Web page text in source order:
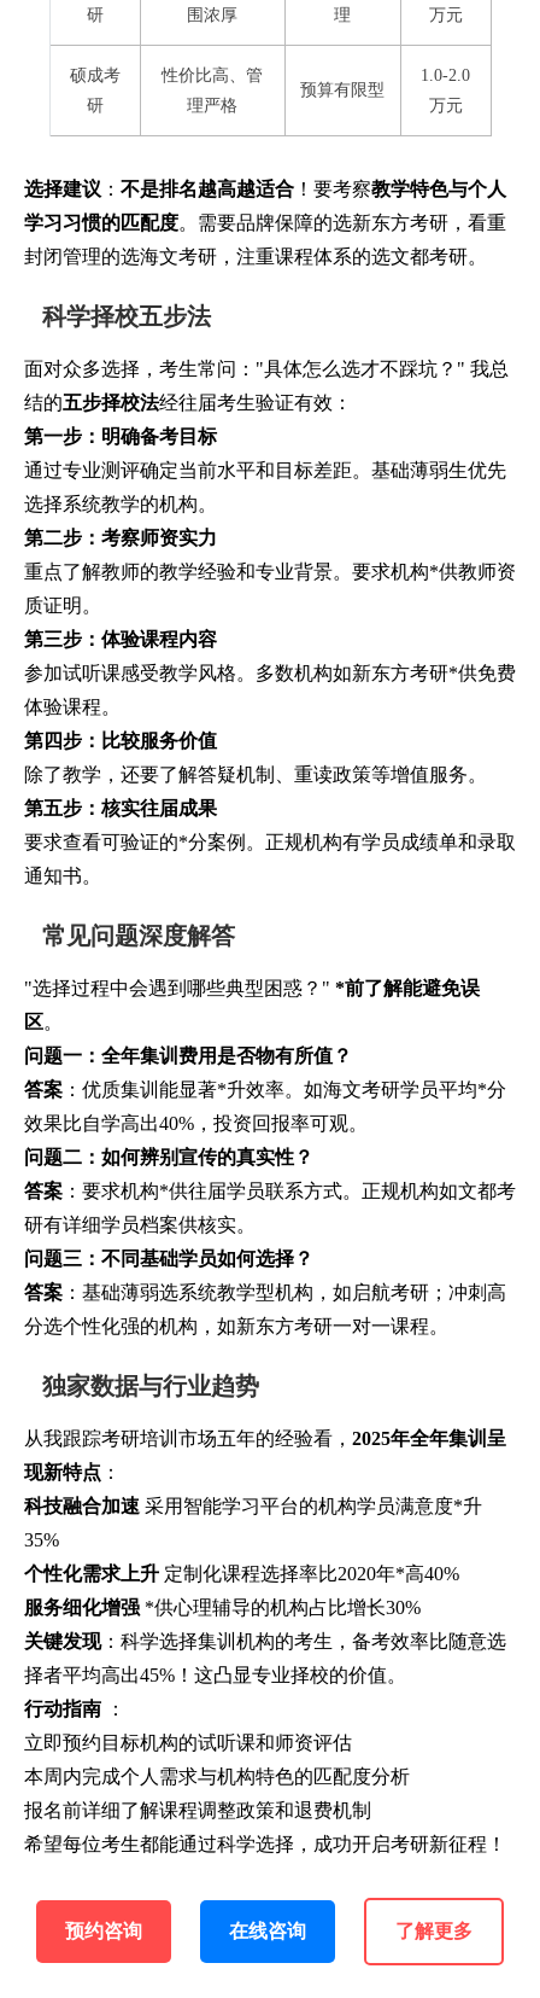
研 围浓厚 理 万元
硕成考
研
性价比高、管
理严格
预算有限型
1.0-2.0
万元
选择建议 ： 不是排名越高越适合 ！要考察教学特色与个人
学习习惯的匹配度。需要品牌保障的选新东方考研，看重
封闭管理的选海文考研，注重课程体系的选文都考研。
科学择校五步法
面对众多选择，考生常问："具体怎么选才不踩坑？" 我总
结的五步择校法经往届考生验证有效：
第一步：明确备考目标
通过专业测评确定当前水平和目标差距。基础薄弱生优先
选择系统教学的机构。
第二步：考察师资实力
重点了解教师的教学经验和专业背景。要求机构*供教师资
质证明。
第三步：体验课程内容
参加试听课感受教学风格。多数机构如新东方考研*供免费
体验课程。
第四步：比较服务价值
除了教学，还要了解答疑机制、重读政策等增值服务。
第五步：核实往届成果
要求查看可验证的*分案例。正规机构有学员成绩单和录取
通知书。
常见问题深度解答
"选择过程中会遇到哪些典型困惑？" *前了解能避免误
区。
问题一：全年集训费用是否物有所值？
答案 ：优质集训能显著*升效率。如海文考研学员平均*分
效果比自学高出40%，投资回报率可观。
问题二：如何辨别宣传的真实性？
答案 ：要求机构*供往届学员联系方式。正规机构如文都考
研有详细学员档案供核实。
问题三：不同基础学员如何选择？
答案 ：基础薄弱选系统教学型机构，如启航考研；冲刺高
分选个性化强的机构，如新东方考研一对一课程。
独家数据与行业趋势
从我跟踪考研培训市场五年的经验看， 2025年全年集训呈
现新特点 ：
科技融合加速 采用智能学习平台的机构学员满意度*升
35%
个性化需求上升 定制化课程选择率比2020年*高40%
服务细化增强 *供心理辅导的机构占比增长30%
关键发现：科学选择集训机构的考生，备考效率比随意选
择者平均高出45%！这凸显专业择校的价值。
行动指南 ：
立即预约目标机构的试听课和师资评估
本周内完成个人需求与机构特色的匹配度分析
报名前详细了解课程调整政策和退费机制
希望每位考生都能通过科学选择，成功开启考研新征程！
预约咨询 在线咨询 了解更多